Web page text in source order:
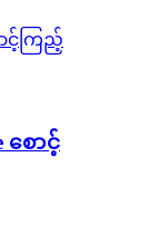
စောင့်